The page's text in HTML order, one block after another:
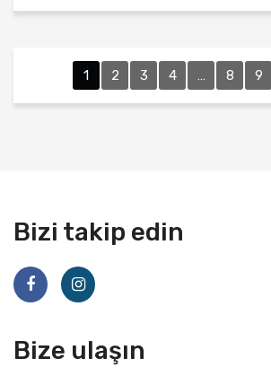
1 2 3 4 … 8 9
Bizi takip edin
Bize ulaşın